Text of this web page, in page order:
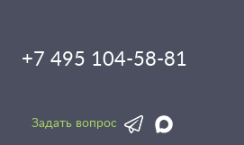
+7 495 104-58-81
Задать вопрос